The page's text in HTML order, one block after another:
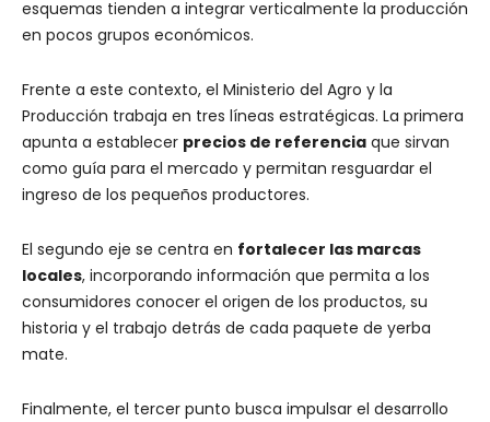
esquemas tienden a integrar verticalmente la producción
en pocos grupos económicos.
Frente a este contexto, el Ministerio del Agro y la
Producción trabaja en tres líneas estratégicas. La primera
apunta a establecer precios de referencia que sirvan
como guía para el mercado y permitan resguardar el
ingreso de los pequeños productores.
El segundo eje se centra en fortalecer las marcas
locales, incorporando información que permita a los
consumidores conocer el origen de los productos, su
historia y el trabajo detrás de cada paquete de yerba
mate.
Finalmente, el tercer punto busca impulsar el desarrollo